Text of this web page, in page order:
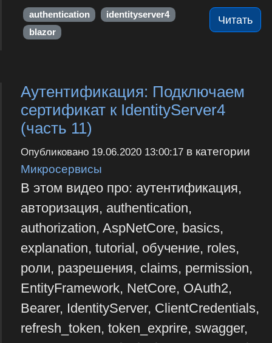
Читать
authentication
identityserver4
blazor
Аутентификация: Подключаем
сертификат к IdentityServer4
(часть 11)
Опубликовано 19.06.2020 13:00:17в категории
Микросервисы
В этом видео про: аутентификация,
авторизация, authentication,
authorization, AspNetCore, basics,
explanation, tutorial, обучение, roles,
роли, разрешения, claims, permission,
EntityFramework, NetCore, OAuth2,
Bearer, IdentityServer, ClientCredentials,
refresh_token, token_exprire, swagger,